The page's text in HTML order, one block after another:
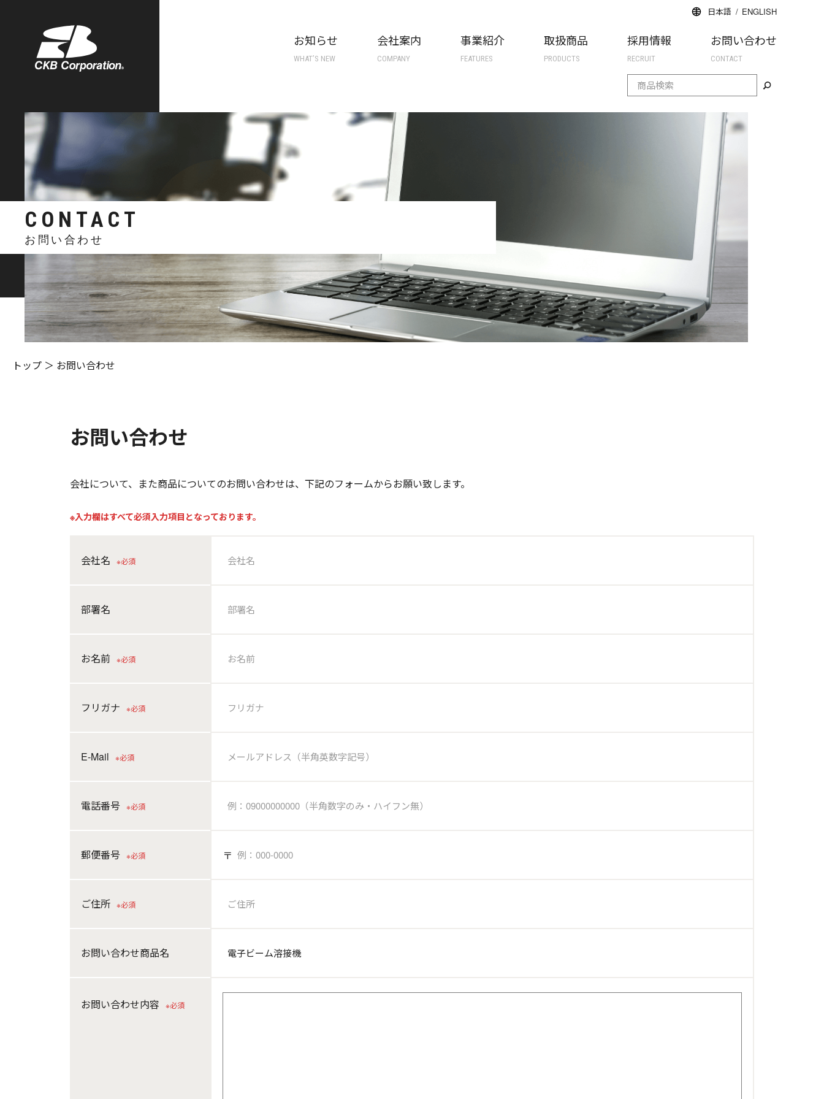
日本語 ENGLISH
お知らせ
WHAT’S NEW
会社案内
COMPANY
事業紹介
FEATURES
取扱商品
PRODUCTS
採用情報
RECRUIT
お問い合わせ
CONTACT
CONTACT
お問い合わせ
トップ ＞ お問い合わせ
お問い合わせ
会社について、また商品についてのお問い合わせは、下記のフォームからお願い致します。
※入力欄はすべて必須入力項目となっております。
会社名 ※必須
部署名
お名前 ※必須
フリガナ ※必須
E-Mail ※必須
電話番号 ※必須
郵便番号 ※必須 〒
ご住所 ※必須
お問い合わせ商品名
お問い合わせ内容 ※必須